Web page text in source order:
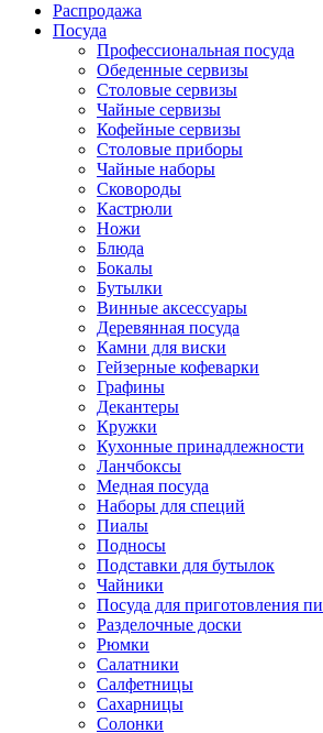
Распродажа
Посуда
Профессиональная посуда
Обеденные сервизы
Столовые сервизы
Чайные сервизы
Кофейные сервизы
Столовые приборы
Чайные наборы
Сковороды
Кастрюли
Ножи
Блюда
Бокалы
Бутылки
Винные аксессуары
Деревянная посуда
Камни для виски
Гейзерные кофеварки
Графины
Декантеры
Кружки
Кухонные принадлежности
Ланчбоксы
Медная посуда
Наборы для специй
Пиалы
Подносы
Подставки для бутылок
Чайники
Посуда для приготовления
Разделочные доски
Рюмки
Салатники
Салфетницы
Сахарницы
Солонки